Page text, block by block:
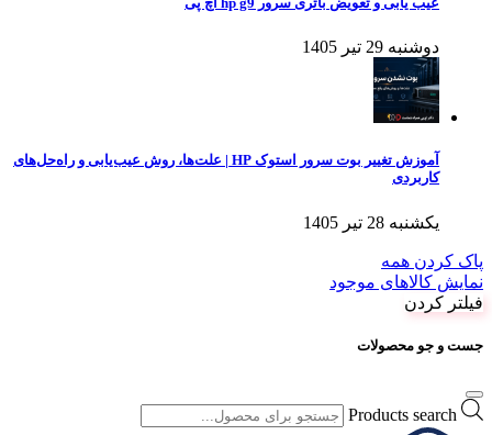
دوشنبه 29 تیر 1405
آموزش تغییر بوت سرور استوک HP | علت‌ها، روش عیب‌یابی و راه‌حل‌های
کاربردی
یکشنبه 28 تیر 1405
پاک کردن همه
نمایش کالاهای موجود
فیلتر کردن
جست و جو محصولات
Products search